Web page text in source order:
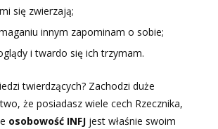
się zwierzają;
innym zapominam o sobie;
i twardo się ich trzymam.
twierdzących? Zachodzi duże
że posiadasz wiele cech Rzecznika,
osobowość INFJ jest właśnie swoim